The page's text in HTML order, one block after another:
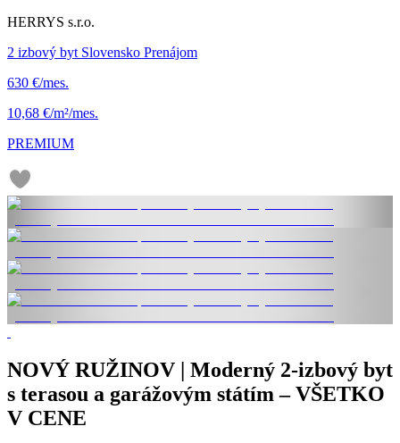
HERRYS s.r.o.
2 izbový byt Slovensko Prenájom
630 €/mes.
10,68 €/m²/mes.
PREMIUM
NOVÝ RUŽINOV | Moderný 2-izbový byt
s terasou a garážovým státím – VŠETKO
V CENE